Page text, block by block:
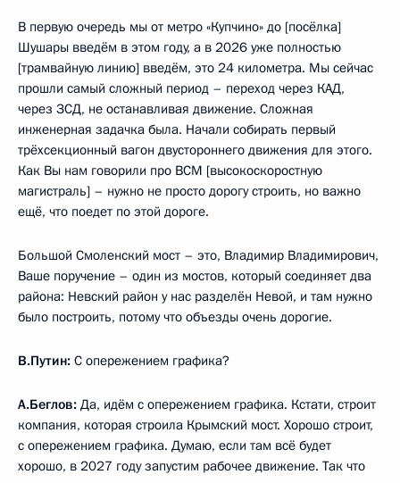
В первую очередь мы от метро «Купчино» до [посёлка]
Шушары введём в этом году, а в 2026 уже полностью
[трамвайную линию] введём, это 24 километра. Мы сейчас
прошли самый сложный период – переход через КАД,
через ЗСД, не останавливая движение. Сложная
инженерная задачка была. Начали собирать первый
трёхсекционный вагон двустороннего движения для этого.
Как Вы нам говорили про ВСМ [высокоскоростную
магистраль] – нужно не просто дорогу строить, но важно
ещё, что поедет по этой дороге.
Большой Смоленский мост – это, Владимир Владимирович,
Ваше поручение – один из мостов, который соединяет два
района: Невский район у нас разделён Невой, и там нужно
было построить, потому что объезды очень дорогие.
В.Путин: С опережением графика?
А.Беглов: Да, идём с опережением графика. Кстати, строит
компания, которая строила Крымский мост. Хорошо строит,
с опережением графика. Думаю, если там всё будет
хорошо, в 2027 году запустим рабочее движение. Так что